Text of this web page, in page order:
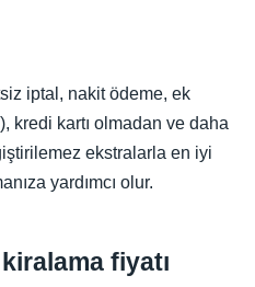
iptal, nakit ödeme, ek
kredi kartı olmadan ve daha
ekstralarla en iyi
yardımcı olur.
fiyatı